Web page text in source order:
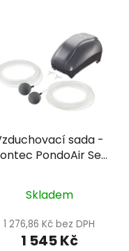
sada -
PondoAir Set
Skladem
1 276,86 Kč bez DPH
1 545 Kč